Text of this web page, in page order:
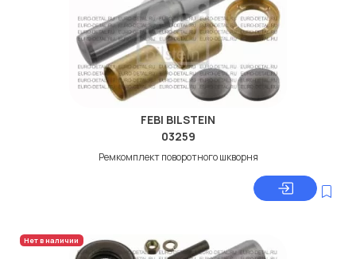
FEBI BILSTEIN
03259
Ремкомплект поворотного шкворня
Нет в наличии